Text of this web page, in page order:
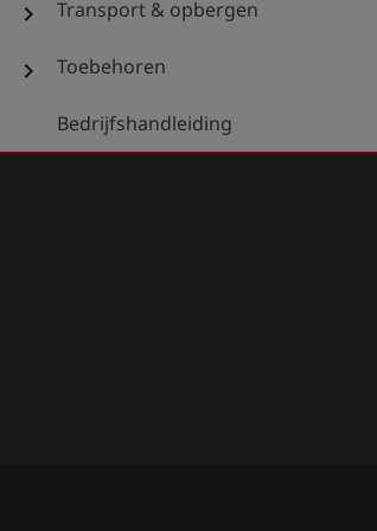
chevron_right Transport & opbergen
chevron_right Toebehoren
Bedrijfshandleiding